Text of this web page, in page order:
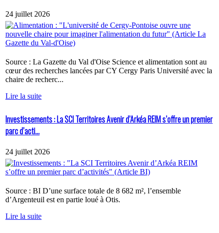
24 juillet 2026
Source : La Gazette du Val d'Oise Science et alimentation sont au
cœur des recherches lancées par CY Cergy Paris Université avec la
chaire de recherc...
Lire la suite
Investissements : La SCI Territoires Avenir d’Arkéa REIM s’offre un premier
parc d’acti...
24 juillet 2026
Source : BI D’une surface totale de 8 682 m², l’ensemble
d’Argenteuil est en partie loué à Otis.
Lire la suite